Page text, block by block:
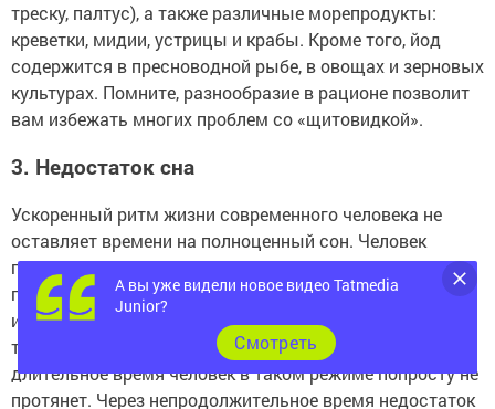
треску, палтус), а также различные морепродукты:
креветки, мидии, устрицы и крабы. Кроме того, йод
содержится в пресноводной рыбе, в овощах и зерновых
культурах. Помните, разнообразие в рационе позволит
вам избежать многих проблем со «щитовидкой».
3. Недостаток сна
Ускоренный ритм жизни современного человека не
оставляет времени на полноценный сон. Человек
постоянно куда-то спешит, работает в напряженном
графике, пытается выкроить время на свои увлечения,
и все это за счет отдыха в постели. В итоге сон в
течение 4-5 часов для многих стал нормой! Однако
длительное время человек в таком режиме попросту не
протянет. Через непродолжительное время недостаток
А вы уже видели новое видео Tatmedia
Junior?
Cмотреть